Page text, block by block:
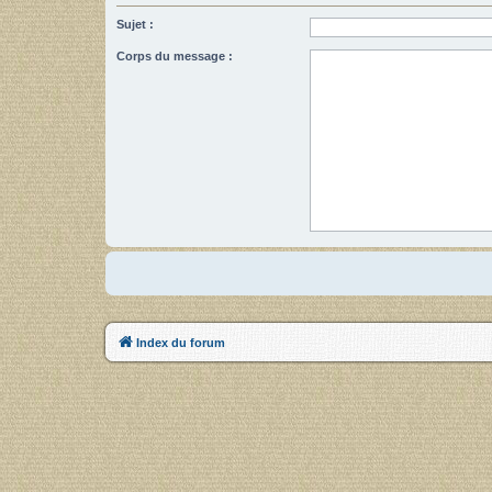
Sujet :
Corps du message :
Index du forum